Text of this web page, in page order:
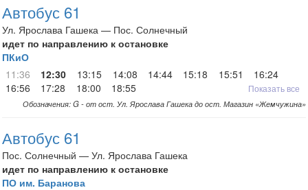
Автобус 61
Ул. Ярослава Гашека — Пос. Солнечный
идет по направлению к остановке
ПКиО
11:36
12:30 13:15 14:08 14:44 15:18 15:51
16:24
16:56
17:28 18:00 18:55 Показать все
Обозначения: G - от ост. Ул. Ярослава Гашека до ост. Магазин «Жемчужина»
Автобус 61
Пос. Солнечный — Ул. Ярослава Гашека
идет по направлению к остановке
ПО им. Баранова